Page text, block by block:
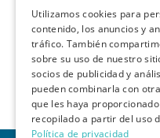
Utilizamos cookies para
contenido, los anuncios y
tráfico. También
sobre su uso de nuestro
socios de publicidad y
pueden combinarla con
que les haya
recopilado a partir del uso
Política de privacidad